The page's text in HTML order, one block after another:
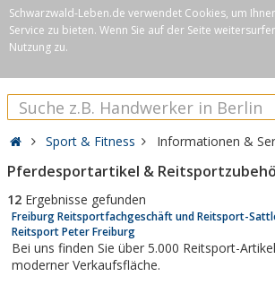
Schwarzwald-Leben.de verwendet Cookies, um
Service zu bieten. Wenn Sie auf der Seite
Nutzung zu.
Sport & Fitness Informationen &
Pferdesportartikel &
12 Ergebnisse gefunden
Freiburg Reitsportfachgeschäft und Reitsport-
Reitsport Peter Freiburg
Bei uns finden Sie über 5.000 Reitsport-
moderner Verkaufsfläche.